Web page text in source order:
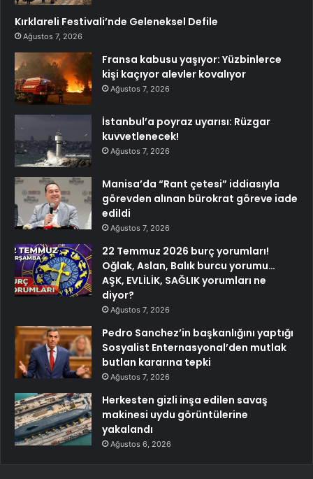
Kırklareli Festivali’nde Geleneksel Defile
Ağustos 7, 2026
Fransa kabusu yaşıyor: Yüzbinlerce
kişi kaçıyor alevler kovalıyor
Ağustos 7, 2026
İstanbul’a poyraz uyarısı: Rüzgar
kuvvetlenecek!
Ağustos 7, 2026
Manisa’da “Rant çetesi” iddiasıyla
görevden alınan bürokrat göreve iade
edildi
Ağustos 7, 2026
22 Temmuz 2026 burç yorumları!
Oğlak, Aslan, Balık burcu yorumu…
AŞK, EVLİLİK, SAĞLIK yorumları ne
diyor?
Ağustos 7, 2026
Pedro Sanchez’in başkanlığını yaptığı
Sosyalist Enternasyonal’den mutlak
butlan kararına tepki
Ağustos 7, 2026
Herkesten gizli inşa edilen savaş
makinesi uydu görüntülerine
yakalandı
Ağustos 6, 2026